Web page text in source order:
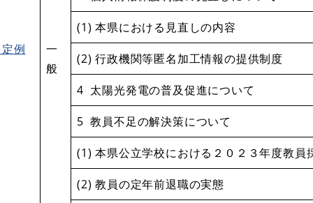
例
一
般
(1) 本県における見直しの内容
(2) 行政機関等匿名加工情報の提供制度
4 太陽光発電の普及促進について
5 教員不足の解決策について
(1) 本県公立学校における２０２３年度教員
(2) 教員の定年前退職の実態